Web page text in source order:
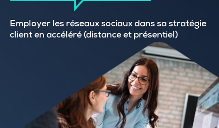
Employer les réseaux sociaux dans sa stratégie
client en accéléré (distance et présentiel)